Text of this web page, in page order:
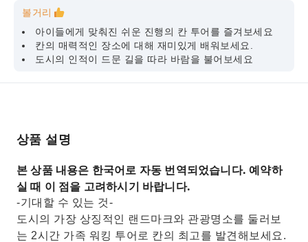
볼거리
아이들에게 맞춰진 쉬운 진행의 칸 투어를 즐겨보세요
칸의 매력적인 장소에 대해 재미있게 배워보세요.
도시의 인적이 드문 길을 따라 바람을 불어보세요
상품 설명
본 상품 내용은 한국어로 자동 번역되었습니다. 예약하
실 때 이 점을 고려하시기 바랍니다.
-기대할 수 있는 것-
도시의 가장 상징적인 랜드마크와 관광명소를 둘러보
는 2시간 가족 워킹 투어로 칸의 최고를 발견해보세요.